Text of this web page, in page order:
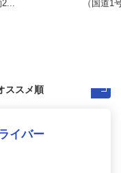
（国道1
イバー